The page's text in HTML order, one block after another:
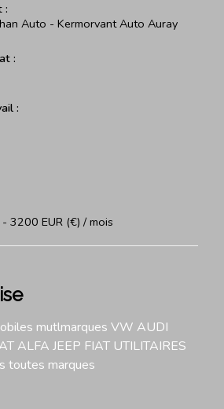
:
Auto - Kermorvant Auto Auray
:
:
3200 EUR (€) / mois
mutlmarques VW AUDI
ALFA JEEP FIAT UTILITAIRES
toutes marques